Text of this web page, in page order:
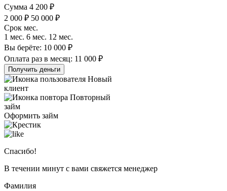
Сумма 4 200 ₽
2 000 ₽ 50 000 ₽
Срок мес.
1 мес. 6 мес. 12 мес.
Вы берёте: 10 000 ₽
Оплата раз в месяц: 11 000 ₽
Получить деньги
Новый
клиент
Повторный
займ
Оформить займ
Спасибо!
В течении минут с вами свяжется менеджер
Фамилия